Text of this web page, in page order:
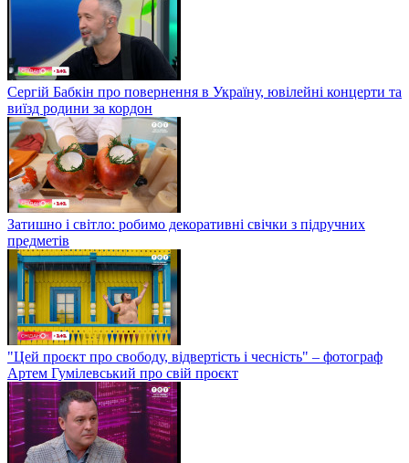
Сергій Бабкін про повернення в Україну, ювілейні концерти та
виїзд родини за кордон
Затишно і світло: робимо декоративні свічки з підручних
предметів
"Цей проєкт про свободу, відвертість і чесність" – фотограф
Артем Гумілевський про свій проєкт